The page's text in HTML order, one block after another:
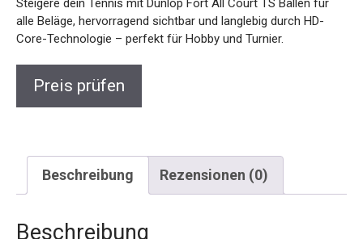
alle Beläge, hervorragend sichtbar und langlebig durch HD-
Core-Technologie – perfekt für Hobby und Turnier.
Beschreibung Rezensionen (0)
Beschreibung